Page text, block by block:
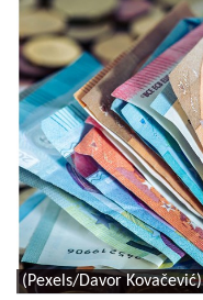
(Pexels/Davor Kovačević)